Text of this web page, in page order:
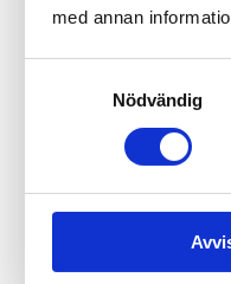
med annan
Nödvändig